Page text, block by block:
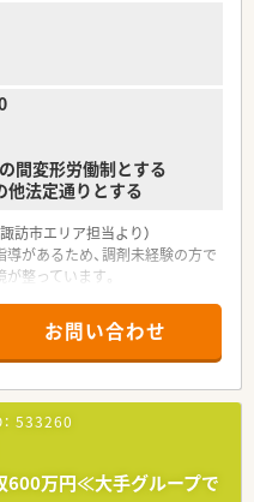
間変形労働制とする
他法定通りとする
訪市エリア担当より）
があるため、調剤未経験の方で
整っています。
所に位置し、車通勤も可能なた
薬局です。
乳腺外科、内分泌外科の処方箋
しています。
のサポートがあるため、薬剤師
念できます。
お問い合わせ
533260
600万円≪大手グループで